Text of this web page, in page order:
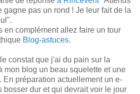
gagne pas un rond ! Je leur fait de la
en complément allez faire un tour
Blog-astuces.
constat que j'ai du pain sur la
mon blog un beau squelette et une
. En préparation actuellement un e-
bosser dur et qui devrait voir le jour